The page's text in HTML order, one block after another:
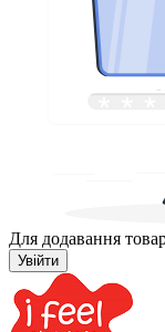
Для додавання
Увійти